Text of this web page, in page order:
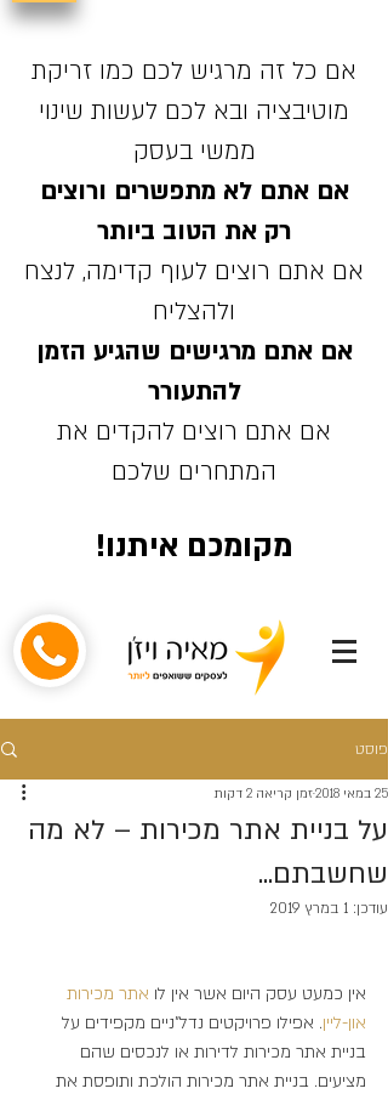
אם כל זה מרגיש לכם כמו זריקת
מוטיבציה ובא לכם לעשות שינוי
ממשי בעסק
אם אתם לא מתפשרים ורוצים
רק את הטוב ביותר
אם אתם רוצים לעוף קדימה, לנצח
ולהצליח
אם אתם מרגישים שהגיע הזמן
להתעורר
אם אתם רוצים להקדים את
המתחרים שלכם
מקומכם איתנו!
פוסט
על בניית אתר מכירות – לא מה
שחשבתם...
25 במאי 2018 זמן קריאה 2 דקות
עודכן: 1 במרץ 2019
אין כמעט עסק היום אשר אין לו אתר מכירות
און-ליין. אפילו פרויקטים נדל"ניים מקפידים על
בניית אתר מכירות לדירות או לנכסים שהם
מציעים. בניית אתר מכירות הולכת ותופסת את